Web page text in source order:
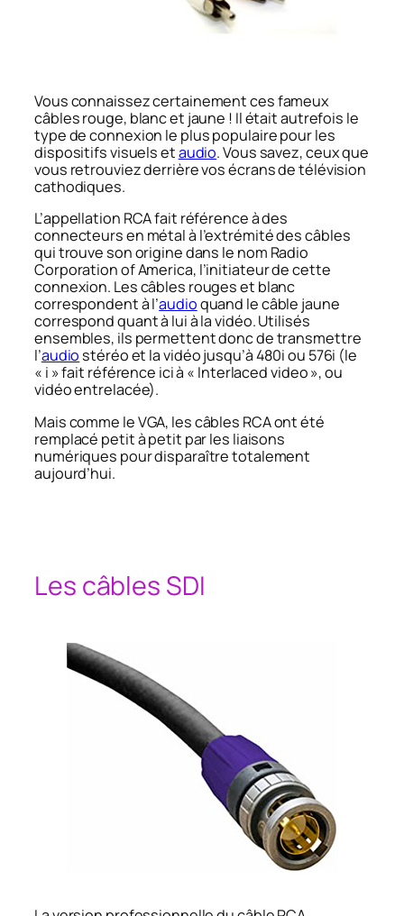
Vous connaissez certainement ces fameux
câbles rouge, blanc et jaune ! Il était autrefois le
type de connexion le plus populaire pour les
dispositifs visuels etaudio. Vous savez, ceux que
vous retrouviez derrière vos écrans de télévision
cathodiques.
L’appellation RCA fait référence à des
connecteurs en métal à l’extrémité des câbles
qui trouve son origine dans le nom Radio
Corporation of America, l’initiateur de cette
connexion. Les câbles rouges et blanc
correspondent à l’audioquand le câble jaune
correspond quant à lui à la vidéo. Utilisés
ensembles, ils permettent donc de transmettre
l’audio stéréo et la vidéo jusqu’à 480i ou 576i (le
« i » fait référence ici à « Interlaced video », ou
vidéo entrelacée).
Mais comme le VGA, les câbles RCA ont été
remplacé petit à petit par les liaisons
numériques pour disparaître totalement
aujourd’hui.
Les câbles SDI